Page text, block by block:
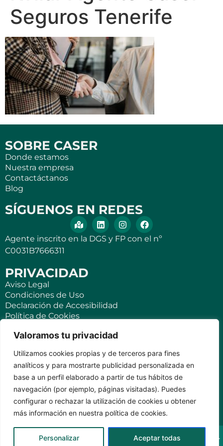
Valoramos tu privacidad
Utilizamos cookies propias y de terceros para fines
analíticos y para mostrarte publicidad personalizada en
base a un perfil elaborado a partir de tus hábitos de
navegación (por ejemplo, páginas visitadas). Puedes
configurar o rechazar la utilización de cookies u obtener
más información en nuestra política de cookies.
Personalizar Aceptar todas
Seguros Tenerife
SOBRE CASER
Donde estamos
Nuestra empresa
Contactáctanos
Blog
SÍGUENOS EN REDES
Agente inscrito en la DGS y FP con el nº
C0031B7666311
PRIVACIDAD
Aviso Legal
Condiciones de Uso
Declaración de Accesibilidad
Política de Cookies
SEGUROS
Para ti
Negocios y PYMES
Seguro de viaje
Seguro para Viviendas Vacacionales
Seguro para teléfonos móviles
KVILAR AGENTE CASER SANTA CRUZ DE TENERIFE Av.